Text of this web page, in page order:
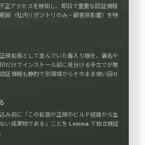
正アクセスを検知し、即日で重要な認証情報
囲（社内リポジトリのみ・顧客非影響）を特
規拡張として並んでいた毒入り版を、署名や
だけでインストール前に見分ける手立てが無
証情報も静的で別環境からそのまま使い回せ
み前に「この拡張が正規のビルド経路から生
い成果物である」ことを Lemma で独立検証